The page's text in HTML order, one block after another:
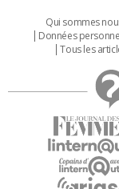
Qui sommes
Données
Tous les